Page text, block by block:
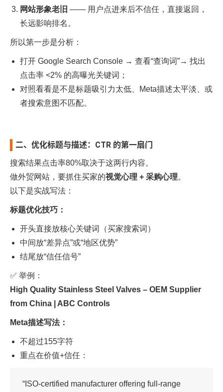
网站形象老旧 —— 用户点进来后不信任，直接返回，
长远影响排名。
所以第一步是分析：
打开 Google Search Console → 查看“查询词”→ 找出
点击率 <2% 的高曝光关键词；
对照看看是不是标题吸引力太低、Meta描述太平淡、或
者搜索意图不匹配。
二、优化标题与描述：CTR 的第一扇门
搜索结果点击率80%取决于这两行内容。
做外贸网站，要抓住买家的视觉心理 + 采购心理。
以下是实战写法：
标题优化技巧：
开头直接放核心关键词（买家搜索词）
中间放“差异点”或“地区优势”
结尾放“信任信号”
✅ 举例：
High Quality Stainless Steel Valves – OEM Supplier
from China | ABC Controls
Meta描述写法：
不超过155字符
重点在价值+信任：
“ISO-certified manufacturer offering full-range